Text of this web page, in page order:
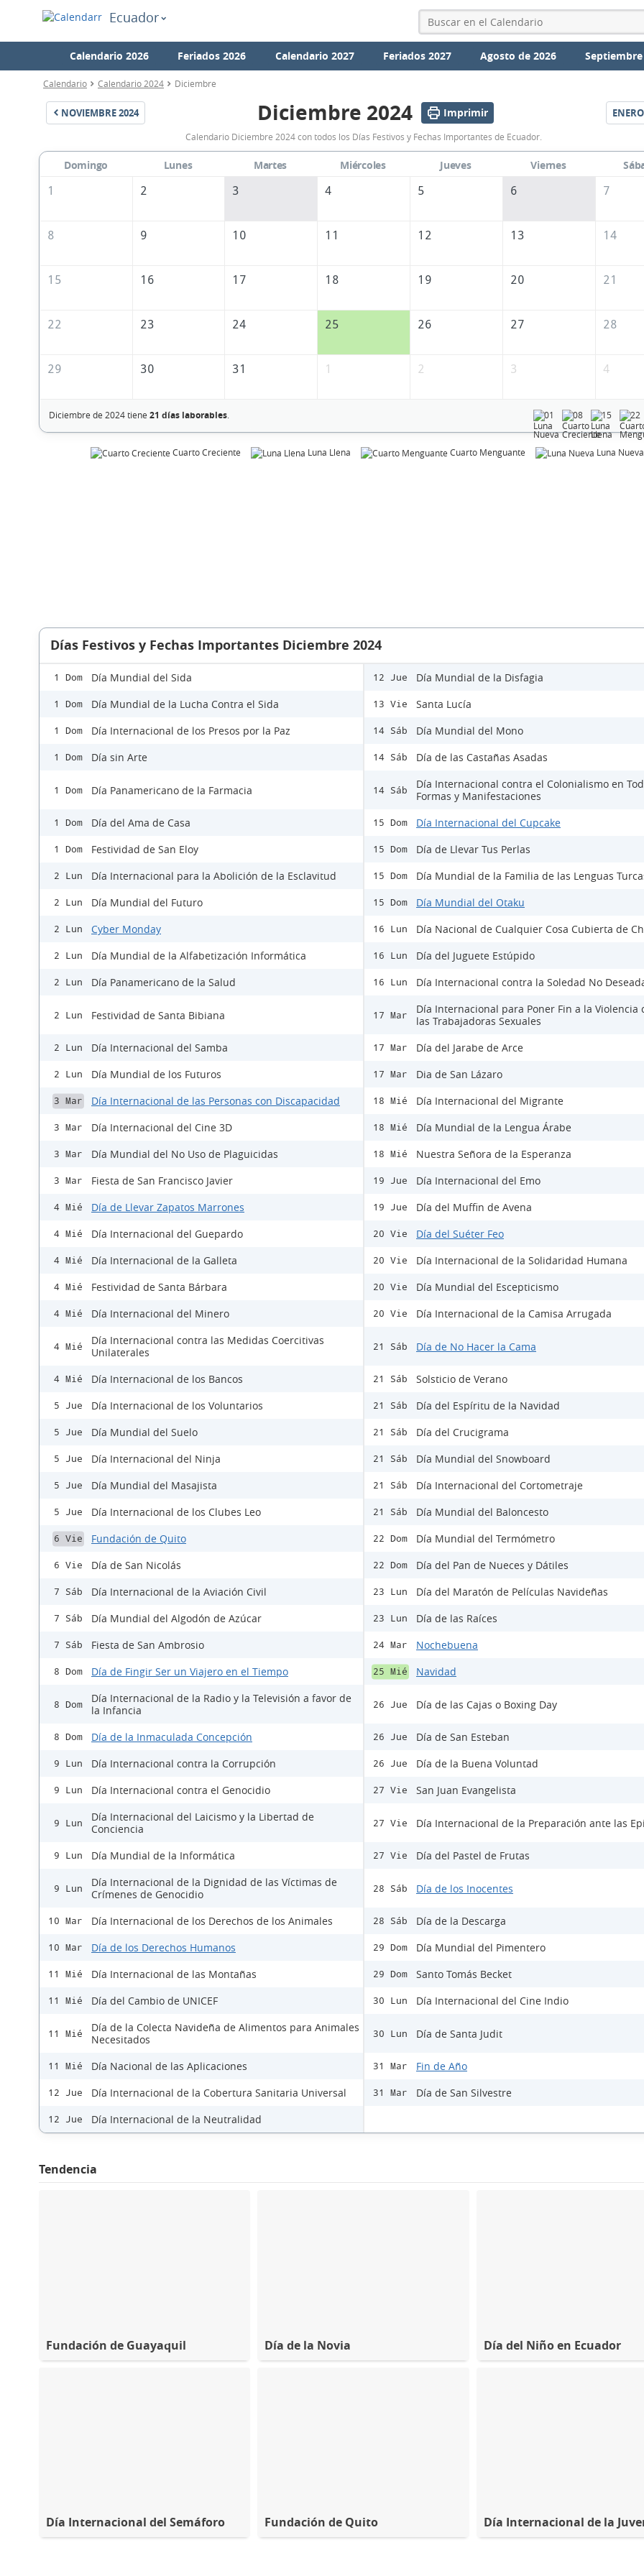
Ecuador
Calendario 2026 Feriados 2026 Calendario 2027 Feriados 2027 Agosto de 2026
Calendario Calendario 2024 Diciembre
NOVIEMBRE2024
Calendario
Diciembre
2024
Ecuador
Diciembre 2024 Imprimir ENERO
Calendario Diciembre 2024 con todos los Días Festivos y Fechas Importantes de Ecuador.
Domingo Lunes Martes Miércoles Jueves Viernes
1
2 3 4 5 6 7
8 9 10 11 12 13 14
15 16 17 18 19 20 21
22 23 24 25 26 27 28
29 30 31 1 2 3 4
Diciembre de 2024 tiene 21 días laborables. 01 08 15 22
Cuarto Creciente Luna Llena Cuarto Menguante Luna Nueva
Días Festivos y Fechas Importantes Diciembre 2024
1 Dom Día Mundial del Sida
1 Dom Día Mundial de la Lucha Contra el Sida
1 Dom Día Internacional de los Presos por la Paz
1 Dom Día sin Arte
1 Dom Día Panamericano de la Farmacia
1 Dom Día del Ama de Casa
1 Dom Festividad de San Eloy
2 Lun Día Internacional para la Abolición de la Esclavitud
2 Lun Día Mundial del Futuro
2 Lun Cyber Monday
2 Lun Día Mundial de la Alfabetización Informática
2 Lun Día Panamericano de la Salud
2 Lun Festividad de Santa Bibiana
2 Lun Día Internacional del Samba
2 Lun Día Mundial de los Futuros
3 Mar Día Internacional de las Personas con Discapacidad
3 Mar Día Internacional del Cine 3D
3 Mar Día Mundial del No Uso de Plaguicidas
3 Mar Fiesta de San Francisco Javier
4 Mié Día de Llevar Zapatos Marrones
4 Mié Día Internacional del Guepardo
4 Mié Día Internacional de la Galleta
4 Mié Festividad de Santa Bárbara
4 Mié Día Internacional del Minero
4 Mié
Día Internacional contra las Medidas Coercitivas
Unilaterales
4 Mié Día Internacional de los Bancos
5 Jue Día Internacional de los Voluntarios
5 Jue Día Mundial del Suelo
5 Jue Día Internacional del Ninja
5 Jue Día Mundial del Masajista
5 Jue Día Internacional de los Clubes Leo
6 Vie Fundación de Quito
6 Vie Día de San Nicolás
7 Sáb Día Internacional de la Aviación Civil
7 Sáb Día Mundial del Algodón de Azúcar
7 Sáb Fiesta de San Ambrosio
8 Dom Día de Fingir Ser un Viajero en el Tiempo
8 Dom
Día Internacional de la Radio y la Televisión a favor de
la Infancia
8 Dom Día de la Inmaculada Concepción
9 Lun Día Internacional contra la Corrupción
9 Lun Día Internacional contra el Genocidio
9 Lun
Día Internacional del Laicismo y la Libertad de
Conciencia
9 Lun Día Mundial de la Informática
9 Lun
Día Internacional de la Dignidad de las Víctimas de
Crímenes de Genocidio
10 Mar Día Internacional de los Derechos de los Animales
10 Mar Día de los Derechos Humanos
11 Mié Día Internacional de las Montañas
11 Mié Día del Cambio de UNICEF
11 Mié
Día de la Colecta Navideña de Alimentos para Animales
Necesitados
11 Mié Día Nacional de las Aplicaciones
12 Jue Día Internacional de la Cobertura Sanitaria Universal
12 Jue Día Internacional de la Neutralidad
12 Jue Día Mundial de la Disfagia
13 Vie Santa Lucía
14 Sáb Día Mundial del Mono
14 Sáb Día de las Castañas Asadas
14 Sáb
Día Internacional contra el Colonialismo en
Formas y Manifestaciones
15 Dom Día Internacional del Cupcake
15 Dom Día de Llevar Tus Perlas
15 Dom Día Mundial de la Familia de las Lenguas
15 Dom Día Mundial del Otaku
16 Lun Día Nacional de Cualquier Cosa Cubierta de
16 Lun Día del Juguete Estúpido
16 Lun Día Internacional contra la Soledad No
17 Mar
Día Internacional para Poner Fin a la Violencia
las Trabajadoras Sexuales
17 Mar Día del Jarabe de Arce
17 Mar Dia de San Lázaro
18 Mié Día Internacional del Migrante
18 Mié Día Mundial de la Lengua Árabe
18 Mié Nuestra Señora de la Esperanza
19 Jue Día Internacional del Emo
19 Jue Día del Muffin de Avena
20 Vie Día del Suéter Feo
20 Vie Día Internacional de la Solidaridad Humana
20 Vie Día Mundial del Escepticismo
20 Vie Día Internacional de la Camisa Arrugada
21 Sáb Día de No Hacer la Cama
21 Sáb Solsticio de Verano
21 Sáb Día del Espíritu de la Navidad
21 Sáb Día del Crucigrama
21 Sáb Día Mundial del Snowboard
21 Sáb Día Internacional del Cortometraje
21 Sáb Día Mundial del Baloncesto
22 Dom Día Mundial del Termómetro
22 Dom Día del Pan de Nueces y Dátiles
23 Lun Día del Maratón de Películas Navideñas
23 Lun Día de las Raíces
24 Mar Nochebuena
25 Mié Navidad
26 Jue Día de las Cajas o Boxing Day
26 Jue Día de San Esteban
26 Jue Día de la Buena Voluntad
27 Vie San Juan Evangelista
27 Vie Día Internacional de la Preparación ante las
27 Vie Día del Pastel de Frutas
28 Sáb Día de los Inocentes
28 Sáb Día de la Descarga
29 Dom Día Mundial del Pimentero
29 Dom Santo Tomás Becket
30 Lun Día Internacional del Cine Indio
30 Lun Día de Santa Judit
31 Mar Fin de Año
31 Mar Día de San Silvestre
Tendencia
Fundación de Guayaquil Día de la Novia Día del Niño en Ecuador
Día Internacional del Semáforo Fundación de Quito Día Internacional de la